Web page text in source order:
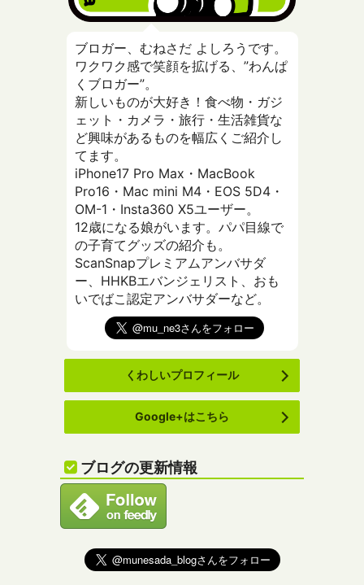
ブロガー、むねさだ よしろうです。
ワクワク感で笑顔を拡げる、”わんぱ
くブロガー”。
新しいものが大好き！食べ物・ガジ
ェット・カメラ・旅行・生活雑貨な
ど興味があるものを幅広くご紹介し
てます。
iPhone17 Pro Max・MacBook
Pro16・Mac mini M4・EOS 5D4・
OM-1・Insta360 X5ユーザー。
12歳になる娘がいます。パパ目線で
の子育てグッズの紹介も。
ScanSnapプレミアムアンバサダ
ー、HHKBエバンジェリスト、おも
いでばこ認定アンバサダーなど。
くわしいプロフィール
Google+はこちら
ブログの更新情報